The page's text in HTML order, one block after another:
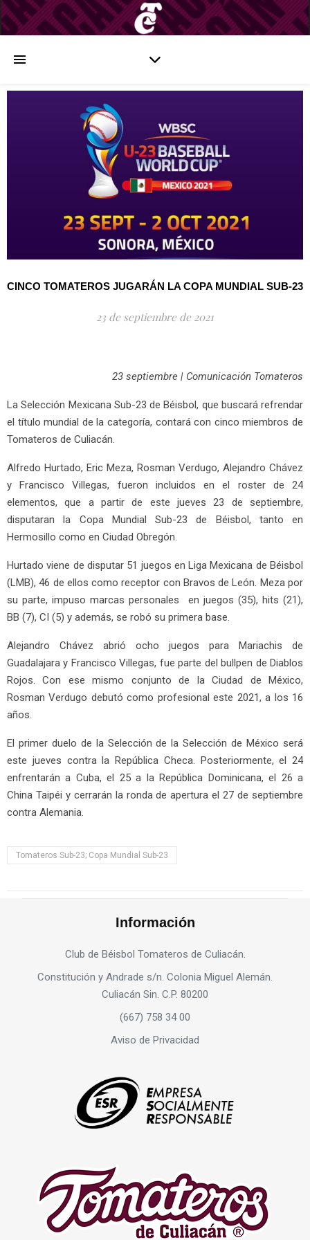
CINCO TOMATEROS JUGARÁN LA COPA MUNDIAL SUB-23
23 de septiembre de 2021
23 septiembre | Comunicación Tomateros
La Selección Mexicana Sub-23 de Béisbol, que buscará refrendar
el título mundial de la categoría, contará con cinco miembros de
Tomateros de Culiacán.
Alfredo Hurtado, Eric Meza, Rosman Verdugo, Alejandro Chávez
y Francisco Villegas, fueron incluidos en el roster de 24
elementos, que a partir de este jueves 23 de septiembre,
disputaran la Copa Mundial Sub-23 de Béisbol, tanto en
Hermosillo como en Ciudad Obregón.
Hurtado viene de disputar 51 juegos en Liga Mexicana de Béisbol
(LMB), 46 de ellos como receptor con Bravos de León. Meza por
su parte, impuso marcas personales en juegos (35), hits (21),
BB (7), CI (5) y además, se robó su primera base.
Alejandro Chávez abrió ocho juegos para Mariachis de
Guadalajara y Francisco Villegas, fue parte del bullpen de Diablos
Rojos. Con ese mismo conjunto de la Ciudad de México,
Rosman Verdugo debutó como profesional este 2021, a los 16
años.
El primer duelo de la Selección de la Selección de México será
este jueves contra la República Checa. Posteriormente, el 24
enfrentarán a Cuba, el 25 a la República Dominicana, el 26 a
China Taipéi y cerrarán la ronda de apertura el 27 de septiembre
contra Alemania.
Tomateros Sub-23; Copa Mundial Sub-23
Información
Club de Béisbol Tomateros de Culiacán.
Constitución y Andrade s/n. Colonia Miguel Alemán.
Culiacán Sin. C.P. 80200
(667) 758 34 00
Aviso de Privacidad